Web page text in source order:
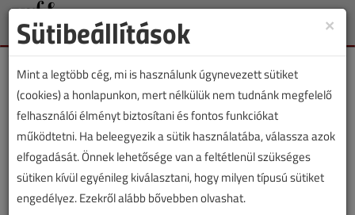
Toggle
Lapszám:
TARTALOM
×
Sütibeállítások
Mint a legtöbb cég, mi is használunk úgynevezett sütiket
(cookies) a honlapunkon, mert nélkülük nem tudnánk megfelelő
felhasználói élményt biztosítani és fontos funkciókat
működtetni. Ha beleegyezik a sütik használatába, válassza azok
elfogadását. Önnek lehetősége van a feltétlenül szükséges
sütiken kívül egyénileg kiválasztani, hogy milyen típusú sütiket
engedélyez. Ezekről alább bővebben olvashat.